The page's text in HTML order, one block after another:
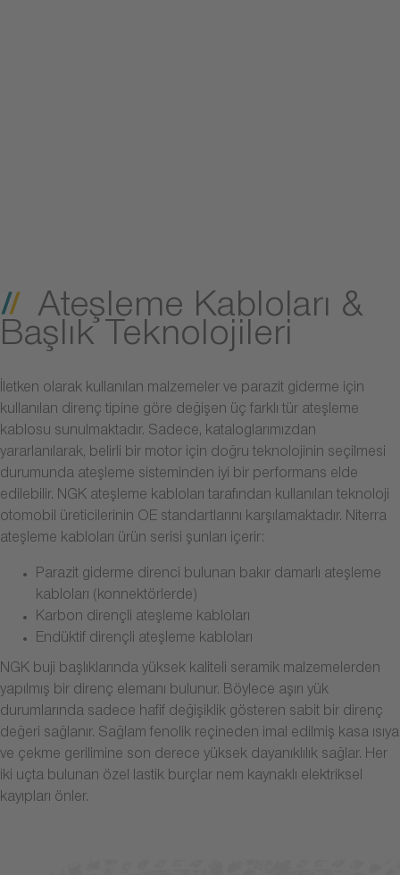
Ateşleme Kabloları &
Başlık Teknolojileri
İletken olarak kullanılan malzemeler ve parazit giderme için
kullanılan direnç tipine göre değişen üç farklı tür ateşleme
kablosu sunulmaktadır. Sadece, kataloglarımızdan
yararlanılarak, belirli bir motor için doğru teknolojinin seçilmesi
durumunda ateşleme sisteminden iyi bir performans elde
edilebilir. NGK ateşleme kabloları tarafından kullanılan teknoloji
otomobil üreticilerinin OE standartlarını karşılamaktadır. Niterra
ateşleme kabloları ürün serisi şunları içerir:
Parazit giderme direnci bulunan bakır damarlı ateşleme
kabloları (konnektörlerde)
Karbon dirençli ateşleme kabloları
Endüktif dirençli ateşleme kabloları
NGK buji başlıklarında yüksek kaliteli seramik malzemelerden
yapılmış bir direnç elemanı bulunur. Böylece aşırı yük
durumlarında sadece hafif değişiklik gösteren sabit bir direnç
değeri sağlanır. Sağlam fenolik reçineden imal edilmiş kasa ısıya
ve çekme gerilimine son derece yüksek dayanıklılık sağlar. Her
iki uçta bulunan özel lastik burçlar nem kaynaklı elektriksel
kayıpları önler.